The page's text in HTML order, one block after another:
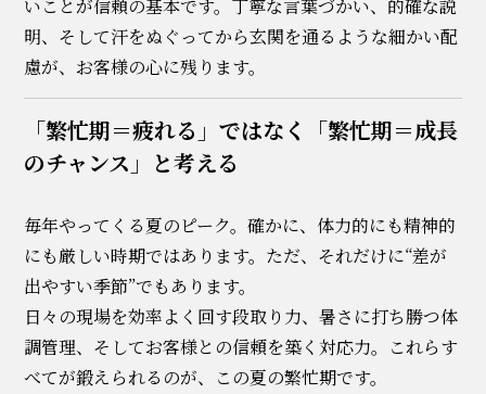
いことが信頼の基本です。丁寧な言葉づかい、的確な説
明、そして汗をぬぐってから玄関を通るような細かい配
慮が、お客様の心に残ります。
「繁忙期＝疲れる」ではなく「繁忙期＝成長
のチャンス」と考える
毎年やってくる夏のピーク。確かに、体力的にも精神的
にも厳しい時期ではあります。ただ、それだけに“差が
出やすい季節”でもあります。
日々の現場を効率よく回す段取り力、暑さに打ち勝つ体
調管理、そしてお客様との信頼を築く対応力。これらす
べてが鍛えられるのが、この夏の繁忙期です。